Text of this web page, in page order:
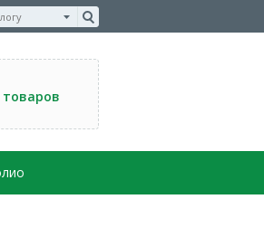
товаров